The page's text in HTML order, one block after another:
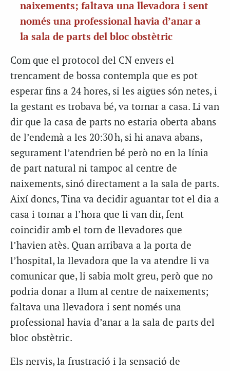
naixements; faltava una llevadora i sent
només una professional havia d’anar a
la sala de parts del bloc obstètric
Com que el protocol del CN envers el
trencament de bossa contempla que es pot
esperar fins a 24 hores, si les aigües són netes, i
la gestant es trobava bé, va tornar a casa. Li van
dir que la casa de parts no estaria oberta abans
de l’endemà a les 20:30 h, si hi anava abans,
segurament l’atendrien bé però no en la línia
de part natural ni tampoc al centre de
naixements, sinó directament a la sala de parts.
Així doncs, Tina va decidir aguantar tot el dia a
casa i tornar a l’hora que li van dir, fent
coincidir amb el torn de llevadores que
l’havien atès. Quan arribava a la porta de
l’hospital, la llevadora que la va atendre li va
comunicar que, li sabia molt greu, però que no
podria donar a llum al centre de naixements;
faltava una llevadora i sent només una
professional havia d’anar a la sala de parts del
bloc obstètric.
Els nervis, la frustració i la sensació de